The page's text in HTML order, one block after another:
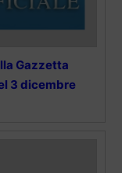
Gazzetta
3 dicembre